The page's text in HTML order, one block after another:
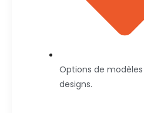
Options de
designs.